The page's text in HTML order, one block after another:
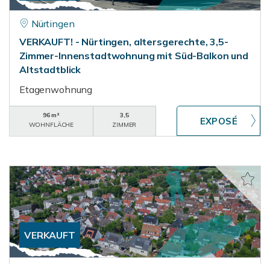
Nürtingen
VERKAUFT! - Nürtingen, altersgerechte, 3,5-
Zimmer-Innenstadtwohnung mit Süd-Balkon und
Altstadtblick
Etagenwohnung
96 m²
WOHNFLÄCHE
3,5
ZIMMER
VERKAUFT